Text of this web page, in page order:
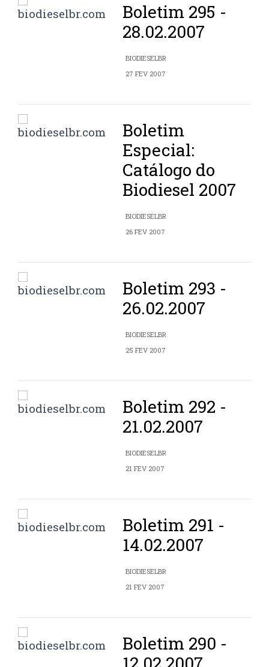
Boletim 295 -
28.02.2007
BIODIESELBR
27 FEV 2007
Boletim
Especial:
Catálogo do
Biodiesel 2007
BIODIESELBR
26 FEV 2007
Boletim 293 -
26.02.2007
BIODIESELBR
25 FEV 2007
Boletim 292 -
21.02.2007
BIODIESELBR
21 FEV 2007
Boletim 291 -
14.02.2007
BIODIESELBR
21 FEV 2007
Boletim 290 -